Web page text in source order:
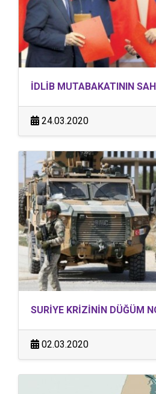
İDLİB MUTABAKATININ
24.03.2020
SURİYE KRİZİNİN DÜĞÜM
02.03.2020